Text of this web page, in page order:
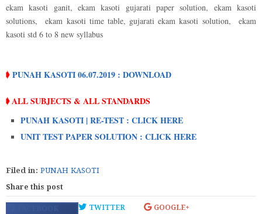
ekam kasoti ganit, ekam kasoti gujarati paper solution, ekam kasoti
solutions, ekam kasoti time table, gujarati ekam kasoti solution, ekam
kasoti std 6 to 8 new syllabus
➧PUNAH KASOTI 06.07.2019 : DOWNLOAD
➧ ALL SUBJECTS & ALL STANDARDS
PUNAH KASOTI | RE-TEST : CLICK HERE
UNIT TEST PAPER SOLUTION : CLICK HERE
Filed in: PUNAH KASOTI
Share this post
FACEBOOK TWITTER GOOGLE+